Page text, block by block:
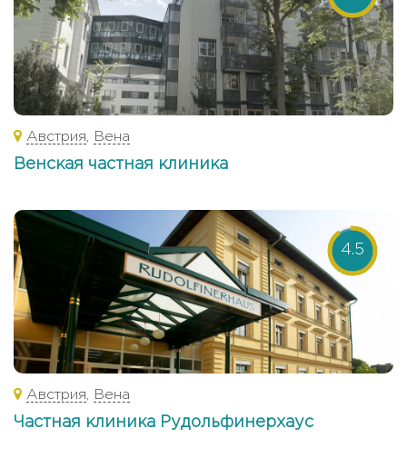
Австрия Вена
Венская частная клиника
4.5
Австрия Вена
Частная клиника Рудольфинерхаус